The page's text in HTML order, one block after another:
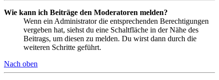
Wie kann ich Beiträge den Moderatoren melden?
Wenn ein Administrator die entsprechenden Berechtigungen
vergeben hat, siehst du eine Schaltfläche in der Nähe des
Beitrags, um diesen zu melden. Du wirst dann durch die
weiteren Schritte geführt.
Nach oben